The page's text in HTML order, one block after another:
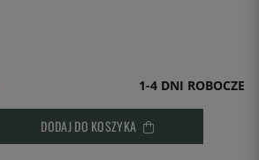
1-4 DNI ROBOCZE
DODAJ DO KOSZYKA